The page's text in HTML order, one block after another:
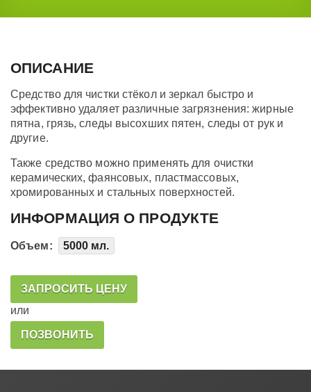
ОПИСАНИЕ
Средство для чистки стёкол и зеркал быстро и
эффективно удаляет различные загрязнения: жирные
пятна, грязь, следы высохших пятен, следы от рук и
другие.
Также средство можно применять для очистки
керамических, фаянсовых, пластмассовых,
хромированных и стальных поверхностей.
ИНФОРМАЦИЯ О ПРОДУКТЕ
Объем: 5000 мл.
ЗАПРОСИТЬ ЦЕНУ
или
ПОЗВОНИТЬ